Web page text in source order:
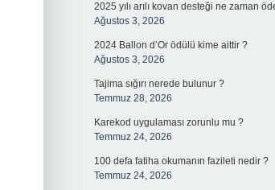
2025 yılı arılı kovan desteği ne zaman
Ağustos 3, 2026
2024 Ballon d’Or ödülü kime aittir ?
Ağustos 3, 2026
Tajima sığırı nerede bulunur ?
Temmuz 28, 2026
Karekod uygulaması zorunlu mu ?
Temmuz 24, 2026
100 defa fatiha okumanın fazileti nedir ?
Temmuz 24, 2026